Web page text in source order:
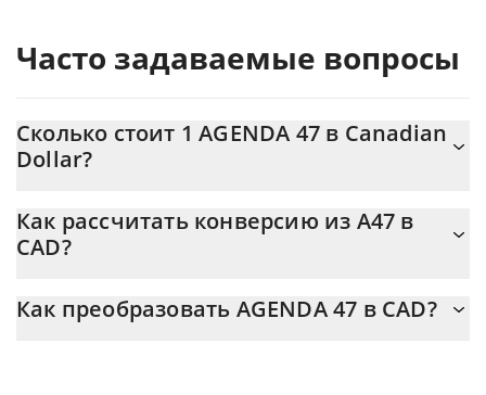
Часто задаваемые вопросы
Сколько стоит 1 AGENDA 47 в Canadian
Dollar?
На данный момент 1 AGENDA 47 равно 0.00238784 {toSymbol
Как рассчитать конверсию из A47 в
CAD?
рассчитать цену конвертации A47 в CAD, просто введя сумму
Как преобразовать AGENDA 47 в CAD?